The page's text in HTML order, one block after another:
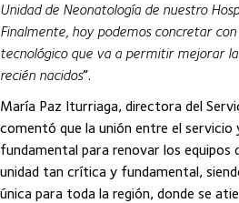
Unidad de Neonatología de nuestro
Finalmente, hoy podemos concretar
tecnológico que va a permitir mejorar
recién nacidos”.
María Paz Iturriaga, directora del
comentó que la unión entre el servicio
fundamental para renovar los equipos
unidad tan crítica y fundamental,
única para toda la región, donde se